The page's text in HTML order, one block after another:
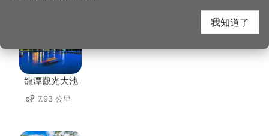
龍潭觀光大池
7.93 公里
我知道了